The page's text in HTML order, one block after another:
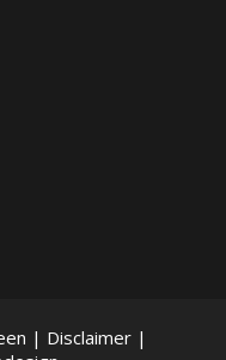
| Disclaimer|